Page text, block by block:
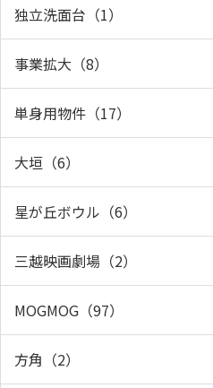
独立洗面台（1）
事業拡大（8）
単身用物件（17）
大垣（6）
星が丘ボウル（6）
三越映画劇場（2）
MOGMOG（97）
方角（2）